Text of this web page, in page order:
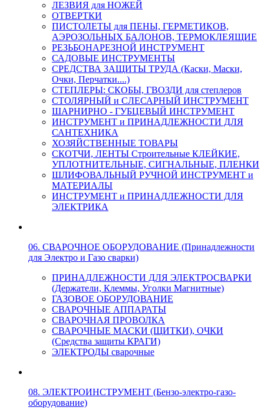
ЛЕЗВИЯ для НОЖЕЙ
ОТВЕРТКИ
ПИСТОЛЕТЫ для ПЕНЫ, ГЕРМЕТИКОВ,
АЭРОЗОЛЬНЫХ БАЛОНОВ, ТЕРМОКЛЕЯЩИЕ
РЕЗЬБОНАРЕЗНОЙ ИНСТРУМЕНТ
САДОВЫЕ ИНСТРУМЕНТЫ
СРЕДСТВА ЗАЩИТЫ ТРУДА (Каски, Маски,
Очки, Перчатки....)
СТЕПЛЕРЫ: СКОБЫ, ГВОЗДИ для степлеров
СТОЛЯРНЫЙ и СЛЕСАРНЫЙ ИНСТРУМЕНТ
ШАРНИРНО - ГУБЦЕВЫЙ ИНСТРУМЕНТ
ИНСТРУМЕНТ и ПРИНАДЛЕЖНОСТИ ДЛЯ
САНТЕХНИКА
ХОЗЯЙСТВЕННЫЕ ТОВАРЫ
СКОТЧИ, ЛЕНТЫ Строительные КЛЕЙКИЕ,
УПЛОТНИТЕЛЬНЫЕ, СИГНАЛЬНЫЕ, ПЛЕНКИ
ШЛИФОВАЛЬНЫЙ РУЧНОЙ ИНСТРУМЕНТ и
МАТЕРИАЛЫ
ИНСТРУМЕНТ и ПРИНАДЛЕЖНОСТИ ДЛЯ
ЭЛЕКТРИКА
06. СВАРОЧНОЕ ОБОРУДОВАНИЕ (Принадлежности
для Электро и Газо сварки)
ПРИНАДЛЕЖНОСТИ ДЛЯ ЭЛЕКТРОСВАРКИ
(Держатели, Клеммы, Уголки Магнитные)
ГАЗОВОЕ ОБОРУДОВАНИЕ
СВАРОЧНЫЕ АППАРАТЫ
СВАРОЧНАЯ ПРОВОЛКА
СВАРОЧНЫЕ МАСКИ (ЩИТКИ), ОЧКИ
(Средства защиты КРАГИ)
ЭЛЕКТРОДЫ сварочные
08. ЭЛЕКТРОИНСТРУМЕНТ (Бензо-электро-газо-
оборудование)